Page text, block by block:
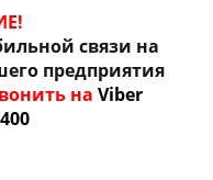
связи на
предприятия
на Viber